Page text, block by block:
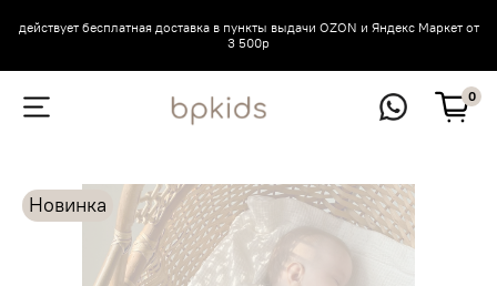
действует бесплатная доставка в пункты выдачи OZON и Яндекс Маркет от
3 500р
0
Новинка